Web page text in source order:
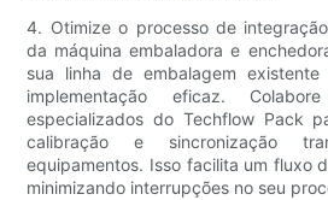
4. Otimize o processo de
da máquina embaladora e
sua linha de embalagem
implementação eficaz.
especializados do Techflow Pack
calibração e sincronização
equipamentos. Isso facilita um fluxo
minimizando interrupções no seu